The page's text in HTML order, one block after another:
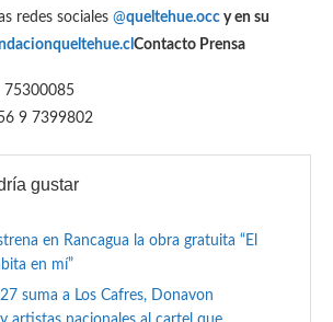
redes sociales @queltehue.occ y en su
Contacto Prensa
75300085
9 7399802
gustar
en Rancagua la obra gratuita “El
en mí”
suma a Los Cafres, Donavon